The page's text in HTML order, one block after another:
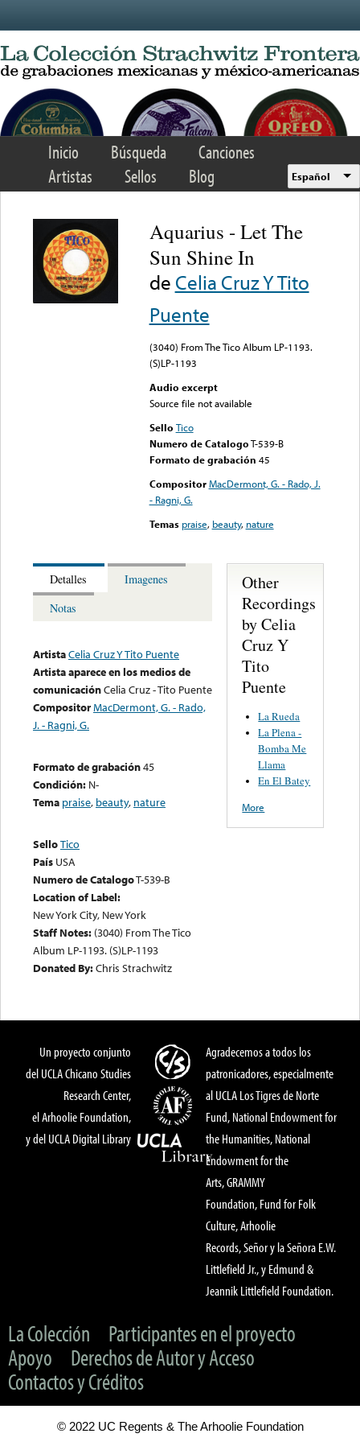
Inicio Búsqueda
Canciones
Artistas
Sellos Blog Español
Aquarius - Let The
Sun Shine In
de Celia Cruz Y Tito
Puente
(3040) From The Tico Album LP-1193.
(S)LP-1193
Audio excerpt
Source file not available
Sello Tico
Numero de CatalogoT-539-B
Formato de grabación 45
Compositor MacDermont, G. - Rado, J.
- Ragni, G.
Temas praise, beauty, nature
Detalles
Imagenes
Notas
ArtistaCelia Cruz Y Tito Puente
Artista aparece en los medios de
comunicaciónCelia Cruz - Tito Puente
CompositorMacDermont, G. - Rado,
J. - Ragni, G.
Formato de grabación45
Condición: N-
Tema praise, beauty, nature
SelloTico
País USA
Numero de CatalogoT-539-B
Location of Label:
New York City, New York
Staff Notes: (3040) From The Tico
Album LP-1193. (S)LP-1193
Donated By:Chris Strachwitz
Other
Recordings
by Celia
Cruz Y
Tito
Puente
La Rueda
La Plena -
Bomba Me
Llama
En El Batey
More
Un proyecto conjunto
del UCLA Chicano Studies
Research Center,
el Arhoolie Foundation,
y del UCLA Digital Library
Agradecemos a todos los
patronicadores, especialmente
al UCLA Los Tigres de Norte
Fund, National Endowment for
the Humanities, National
Endowment for the
Arts, GRAMMY
Foundation, Fund for Folk
Culture, Arhoolie
Records, Señor y la Señora E.W.
Littlefield Jr., y Edmund &
Jeannik Littlefield Foundation.
La Colección
Participantes en el proyecto
Apoyo
Derechos de Autor y Acceso
Contactos y Créditos
© 2022 UC Regents & The Arhoolie Foundation